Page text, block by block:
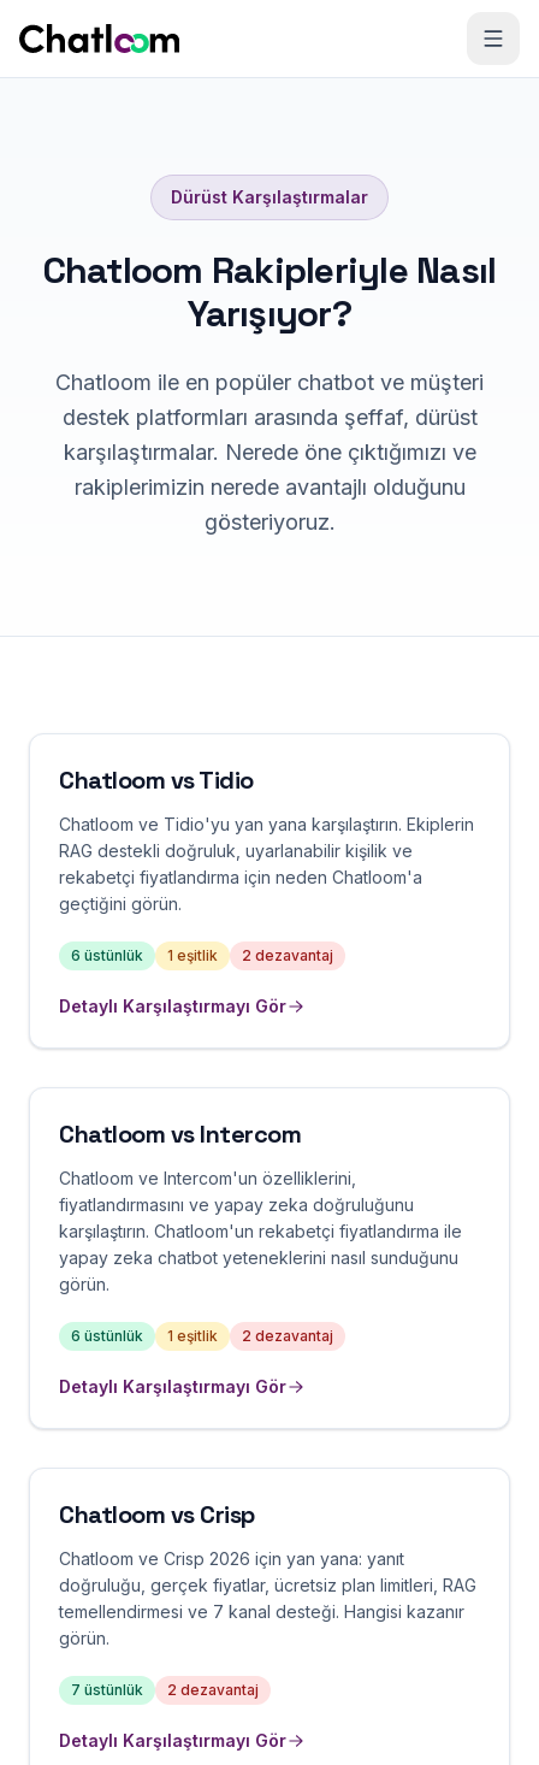
Dürüst Karşılaştırmalar
Chatloom Rakipleriyle Nasıl
Yarışıyor?
Chatloom ile en popüler chatbot ve müşteri
destek platformları arasında şeffaf, dürüst
karşılaştırmalar. Nerede öne çıktığımızı ve
rakiplerimizin nerede avantajlı olduğunu
gösteriyoruz.
Chatloom vsTidio
Chatloom ve Tidio'yu yan yana karşılaştırın. Ekiplerin
RAG destekli doğruluk, uyarlanabilir kişilik ve
rekabetçi fiyatlandırma için neden Chatloom'a
geçtiğini görün.
6 üstünlük 1 eşitlik 2 dezavantaj
Detaylı Karşılaştırmayı Gör
Chatloom vsIntercom
Chatloom ve Intercom'un özelliklerini,
fiyatlandırmasını ve yapay zeka doğruluğunu
karşılaştırın. Chatloom'un rekabetçi fiyatlandırma ile
yapay zeka chatbot yeteneklerini nasıl sunduğunu
görün.
6 üstünlük 1 eşitlik 2 dezavantaj
Detaylı Karşılaştırmayı Gör
Chatloom vsCrisp
Chatloom ve Crisp 2026 için yan yana: yanıt
doğruluğu, gerçek fiyatlar, ücretsiz plan limitleri, RAG
temellendirmesi ve 7 kanal desteği. Hangisi kazanır
görün.
7 üstünlük 2 dezavantaj
Detaylı Karşılaştırmayı Gör